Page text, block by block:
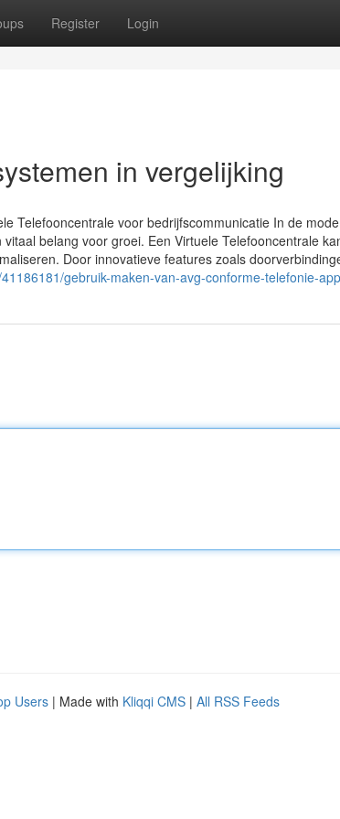
Register Login
in vergelijking
Telefooncentrale voor bedrijfscommunicatie In de
belang voor groei. Een Virtuele Telefooncentrale
Door innovatieve features zoals
gebruik-maken-van-avg-conforme-telefonie-
Users | Made with Kliqqi CMS | All RSS Feeds